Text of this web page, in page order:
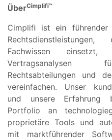
ÜberCimplifi™
Cimplifi ist ein führender
Fachwissen
Vertragsanalysen
Rechtsabteilungen und
vereinfachen. Unser
und unsere Erfahrung
Portfolio an
proprietäre Tools und
mit marktführender